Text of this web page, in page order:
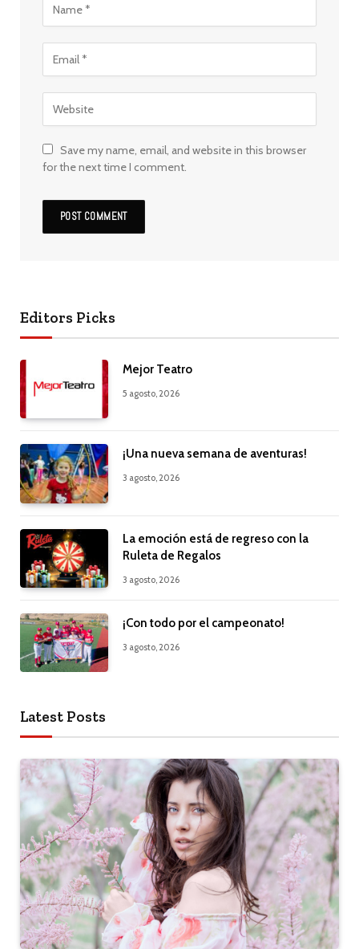
Save my name, email, and website in this browser
for the next time I comment.
Editors Picks
Mejor Teatro
5 agosto, 2026
¡Una nueva semana de aventuras!
3 agosto, 2026
La emoción está de regreso con la
Ruleta de Regalos
3 agosto, 2026
¡Con todo por el campeonato!
3 agosto, 2026
Latest Posts